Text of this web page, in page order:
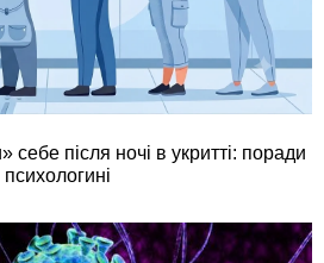
після ночі в укритті: поради
психологині